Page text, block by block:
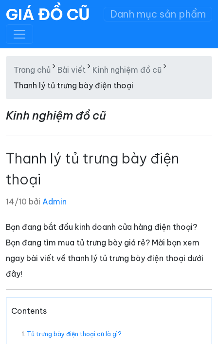
GIÁ ĐỒ CŨ Danh mục sản phẩm
Trang chủ Bài viết
Kinh nghiệm đồ cũ
Thanh lý tủ trưng bày điện thoại
Kinh nghiệm đồ cũ
Thanh lý tủ trưng bày điện
thoại
14/10 bởi Admin
Bạn đang bắt đầu kinh doanh cửa hàng điện thoại?
Bạn đang tìm mua tủ trưng bày giá rẻ? Mời bạn xem
ngay bài viết về thanh lý tủ trưng bày điện thoại dưới
đây!
Contents
Tủ trưng bày điện thoại cũ là gì?